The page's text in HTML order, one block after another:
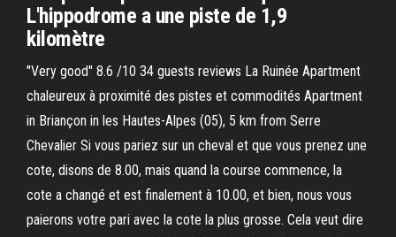
L'hippodrome a une piste de 1,9
kilomètre
"Very good" 8.6 /10 34 guests reviews La Ruinée Apartment
chaleureux à proximité des pistes et commodités Apartment
in Briançon in les Hautes-Alpes (05), 5 km from Serre
Chevalier Si vous pariez sur un cheval et que vous prenez une
cote, disons de 8.00, mais quand la course commence, la
cote a changé et est finalement à 10.00, et bien, nous vous
paierons votre pari avec la cote la plus grosse. Cela veut dire